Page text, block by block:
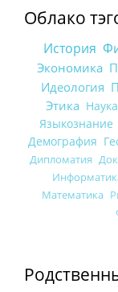
Облако
История
Экономика
Идеология
Этика Наука
Языкознание
Демография
Дипломатия
Математика